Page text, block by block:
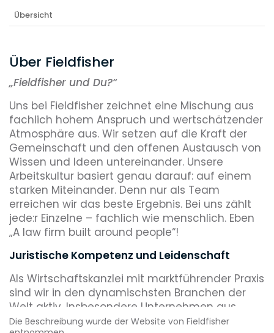
Übersicht
Über Fieldfisher
„Fieldfisher und Du?“
Uns bei Fieldfisher zeichnet eine Mischung aus
fachlich hohem Anspruch und wertschätzender
Atmosphäre aus. Wir setzen auf die Kraft der
Gemeinschaft und den offenen Austausch von
Wissen und Ideen untereinander. Unsere
Arbeitskultur basiert genau darauf: auf einem
starken Miteinander. Denn nur als Team
erreichen wir das beste Ergebnis. Bei uns zählt
jede:r Einzelne – fachlich wie menschlich. Eben
„A law firm built around people“!
Juristische Kompetenz und Leidenschaft
Als Wirtschaftskanzlei mit marktführender Praxis
sind wir in den dynamischsten Branchen der
Welt aktiv. Insbesondere Unternehmen aus
zukunftsorientierten Sektoren, wie Energie,
Die Beschreibung wurde der Website von Fieldfisher